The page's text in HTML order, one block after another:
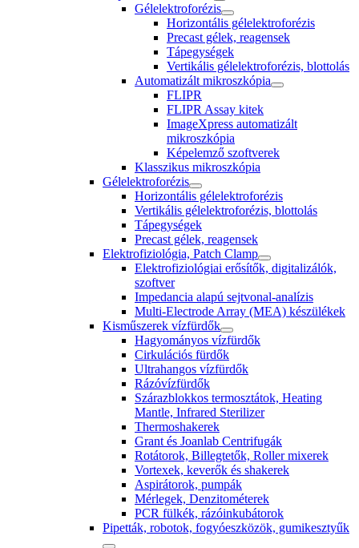
Gélelektroforézis
Horizontális gélelektroforézis
Precast gélek, reagensek
Tápegységek
Vertikális gélelektroforézis, blottolás
Automatizált mikroszkópia
FLIPR
FLIPR Assay kitek
ImageXpress automatizált
mikroszkópia
Képelemző szoftverek
Klasszikus mikroszkópia
Gélelektroforézis
Horizontális gélelektroforézis
Vertikális gélelektroforézis, blottolás
Tápegységek
Precast gélek, reagensek
Elektrofiziológia, Patch Clamp
Elektrofiziológiai erősítők, digitalizálók,
szoftver
Impedancia alapú sejtvonal-analízis
Multi-Electrode Array (MEA) készülékek
Kisműszerek vízfürdők
Hagyományos vízfürdők
Cirkulációs fürdők
Ultrahangos vízfürdők
Rázóvízfürdők
Szárazblokkos termosztátok, Heating
Mantle, Infrared Sterilizer
Thermoshakerek
Grant és Joanlab Centrifugák
Rotátorok, Billegtetők, Roller mixerek
Vortexek, keverők és shakerek
Aspirátorok, pumpák
Mérlegek, Denzitométerek
PCR fülkék, rázóinkubátorok
Pipetták, robotok, fogyóeszközök, gumikesztyűk